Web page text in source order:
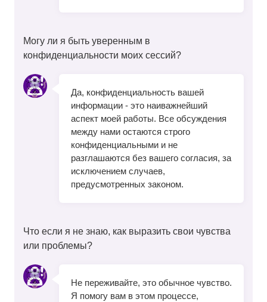
Могу ли я быть уверенным в
конфиденциальности моих сессий?
Да, конфиденциальность вашей
информации - это наиважнейший
аспект моей работы. Все обсуждения
между нами остаются строго
конфиденциальными и не
разглашаются без вашего согласия, за
исключением случаев,
предусмотренных законом.
Что если я не знаю, как выразить свои чувства
или проблемы?
Не переживайте, это обычное чувство.
Я помогу вам в этом процессе,